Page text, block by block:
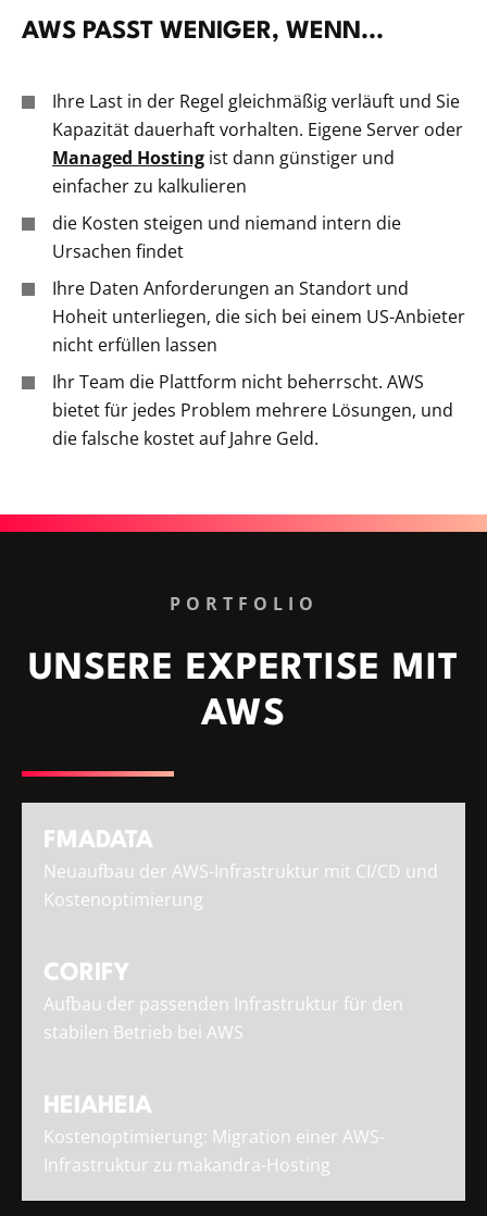
AWS PASST WENIGER, WENN...
Ihre Last in der Regel gleichmäßig verläuft und Sie
Kapazität dauerhaft vorhalten. Eigene Server oder
Managed Hosting ist dann günstiger und
einfacher zu kalkulieren
die Kosten steigen und niemand intern die
Ursachen findet
Ihre Daten Anforderungen an Standort und
Hoheit unterliegen, die sich bei einem US-Anbieter
nicht erfüllen lassen
Ihr Team die Plattform nicht beherrscht. AWS
bietet für jedes Problem mehrere Lösungen, und
die falsche kostet auf Jahre Geld.
PORTFOLIO
UNSERE EXPERTISE MIT
AWS
FMADATA
Neuaufbau der AWS-Infrastruktur mit CI/CD und
Kostenoptimierung
CORIFY
Aufbau der passenden Infrastruktur für den
stabilen Betrieb bei AWS
HEIAHEIA
Kostenoptimierung: Migration einer AWS-
Infrastruktur zu makandra-Hosting